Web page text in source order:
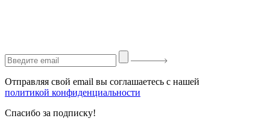
Отправляя свой email вы соглашаетесь с нашей
политикой конфиденциальности
Спасибо за подписку!